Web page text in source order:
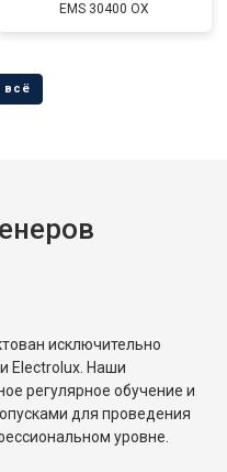
EMS 30400 OX
исключительно
Electrolux. Наши
регулярное обучение и
для проведения
уровне.